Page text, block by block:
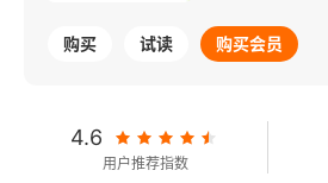
购买 试读 购买会员
4.6
用户推荐指数